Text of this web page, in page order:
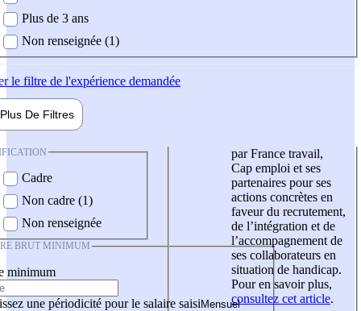
Plus de 3 ans
Non renseignée (1)
le filtre de l'expérience demandée
Plus De Filtres
Cadre
Non cadre (1)
Non renseignée
BRUT MINIMUM
minimum
une périodicité pour le salaire saisi
par France travail,
Cap emploi et ses
partenaires pour ses
actions concrètes en
faveur du recrutement,
de l’intégration et de
l’accompagnement de
ses collaborateurs en
situation de handicap.
Pour en savoir plus,
consultez cet article.